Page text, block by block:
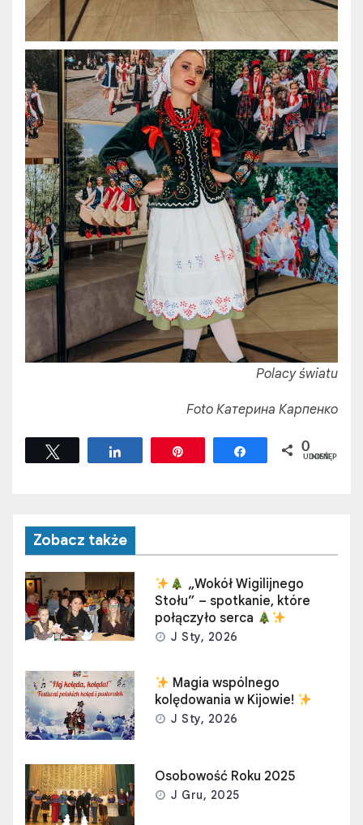
Polacy światu
Foto Катерина Карпенко
Udostępnij Udostępnij
0
UDOSTĘPNIEŃ
Zobacz także
„Wokół Wigilijnego
Stołu” – spotkanie, które
połączyło serca
J Sty, 2026
Magia wspólnego
kolędowania w Kijowie!
J Sty, 2026
Osobowość Roku 2025
J Gru, 2025